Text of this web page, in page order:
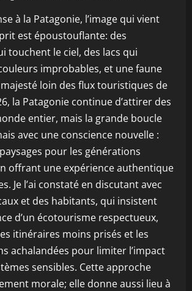
à la Patagonie, l’image qui vient
est époustouflante: des
touchent le ciel, des lacs qui
improbables, et une faune
loin des flux touristiques de
la Patagonie continue d’attirer des
entier, mais la grande boucle
avec une conscience nouvelle :
pour les générations
offrant une expérience authentique
Je l’ai constaté en discutant avec
et des habitants, qui insistent
d’un écotourisme respectueux,
itinéraires moins prisés et les
achalandées pour limiter l’impact
sensibles. Cette approche
morale; elle donne aussi lieu à